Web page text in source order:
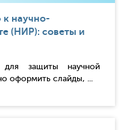
к научно-
(НИР): советы и
для защиты научной
оформить слайды, ...